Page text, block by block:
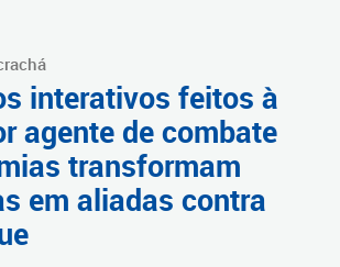
interativos feitos à
agente de combate
transformam
em aliadas contra